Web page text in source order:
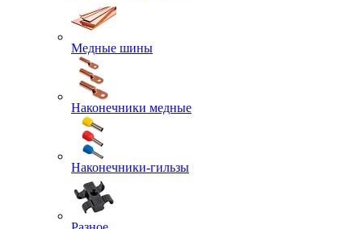
Медные шины
Наконечники медные
Наконечники-гильзы